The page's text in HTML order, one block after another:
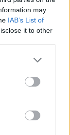
may
IAB’s List of
it to other
more Google
may click to
party tags to
below Google